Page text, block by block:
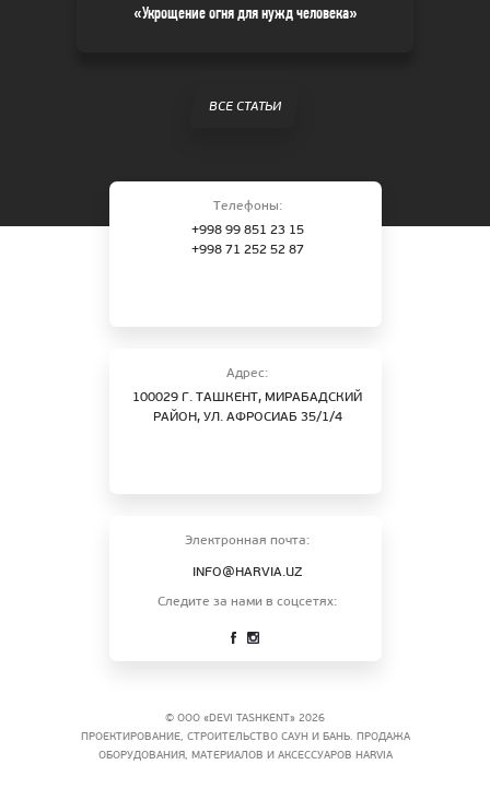
«Укрощение огня для нужд человека»
ВСЕ СТАТЬИ
Телефоны:
+998 99 851 23 15
+998 71 252 52 87
Адрес:
100029 Г. ТАШКЕНТ, МИРАБАДСКИЙ
РАЙОН, УЛ. АФРОСИАБ 35/1/4
Электронная почта:
INFO@HARVIA.UZ
Следите за нами в соцсетях:
© ООО «DEVI TASHKENT» 2026
ПРОЕКТИРОВАНИЕ, СТРОИТЕЛЬСТВО САУН И БАНЬ. ПРОДАЖА
ОБОРУДОВАНИЯ, МАТЕРИАЛОВ И АКСЕССУАРОВ HARVIA